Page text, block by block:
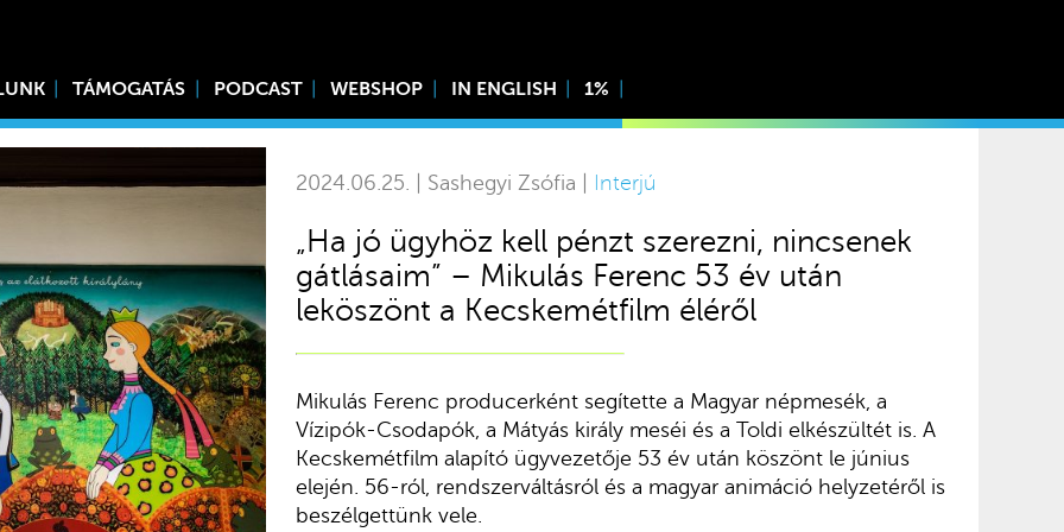
TÁMOGATÁS PODCAST WEBSHOP IN ENGLISH 1%
2024.06.25. | Sashegyi Zsófia | Interjú
„Ha jó ügyhöz kell pénzt szerezni, nincsenek
gátlásaim” – Mikulás Ferenc 53 év után
leköszönt a Kecskemétfilm éléről
Mikulás Ferenc producerként segítette a Magyar népmesék, a
Vízipók-Csodapók, a Mátyás király meséi és a Toldi elkészültét is. A
Kecskemétfilm alapító ügyvezetője 53 év után köszönt le június
elején. 56-ról, rendszerváltásról és a magyar animáció helyzetéről is
beszélgettünk vele.